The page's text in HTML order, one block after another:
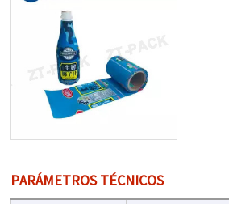
PARÁMETROS TÉCNICOS